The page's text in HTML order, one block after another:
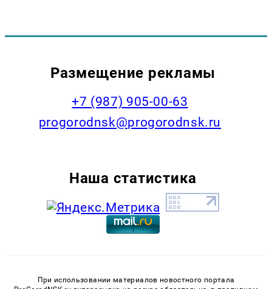
Размещение рекламы
+7 (987) 905-00-63
progorodnsk@progorodnsk.ru
Наша статистика
При использовании материалов новостного портала